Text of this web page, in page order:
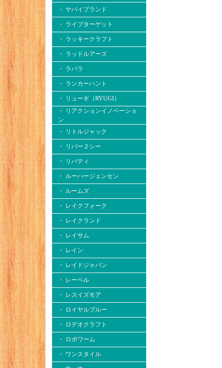
・ ヤバイブランド
・ ライブターゲット
・ ラッキークラフト
・ ラッドルアーズ
・ ラパラ
・ ランカーハント
・ リューギ（RYUGI）
・ リアクションイノベーショ
ン
・ リトルジャック
・ リバー２シー
・ リバティ
・ ルーハージェンセン
・ ルームズ
・ レイクフォーク
・ レイクランド
・ レイサム
・ レイン
・ レイドジャパン
・ レーベル
・ レスイズモア
・ ロイヤルブルー
・ ロデオクラフト
・ ロボワーム
・ ワンスタイル